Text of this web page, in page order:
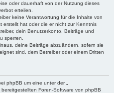
oder dauerhaft von der Nutzung dieses
erteilen.
keine Verantwortung für die Inhalte von
erstellt hat oder die er nicht zur Kenntnis
dein Benutzerkonto, Beiträge und
sperren.
deine Beiträge abzuändern, sofern sie
sind, dem Betreiber oder einem Dritten
phpBB um eine unter der „
bereitgestellten Foren-Software von phpBB